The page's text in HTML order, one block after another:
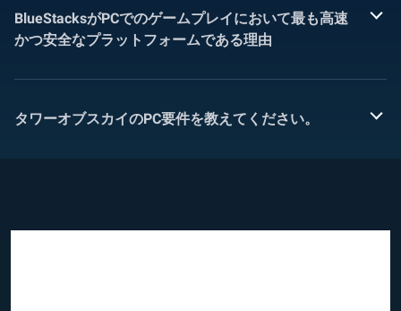
BlueStacksがPCでのゲームプレイにおいて最も高速
かつ安全なプラットフォームである理由
タワーオブスカイのPC要件を教えてください。